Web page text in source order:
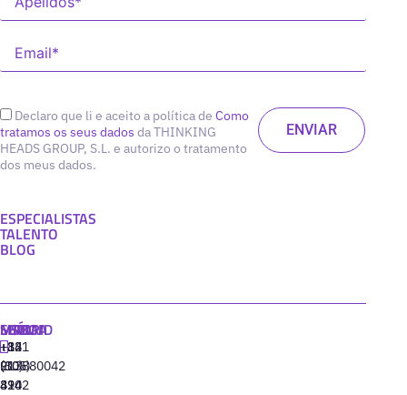
Declaro que li e aceito a política de Como
tratamos os seus dados da THINKING
HEADS GROUP, S.L. e autorizo o tratamento
dos meus dados.
ESPECIALISTAS
TALENTO
BLOG
MADRID
+34
91
310
MIAMI
+1
(305)
424
SEÚL
+82
(10)
8942
LISBOA
‪+351
213880042